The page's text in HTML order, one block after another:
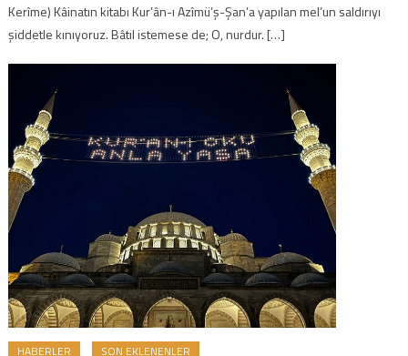
Kerîme) Kâinatın kitabı Kur’ân-ı Azîmü’ş-Şan’a yapılan mel’un saldırıyı
şiddetle kınıyoruz. Bâtıl istemese de; O, nurdur. […]
HABERLER SON EKLENENLER